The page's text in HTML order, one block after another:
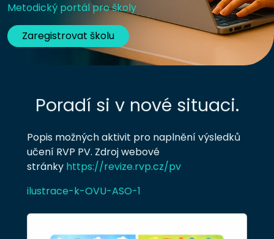
Metodický portál pro školy
Zaregistrovat školu
Poradí si v nové situaci.
Popis možných aktivit pro naplnění výsledků
učení RVP PV. Zdroj webové
stránky https://revize.rvp.cz/pv
ilustrace-k-OVU-ASO-1